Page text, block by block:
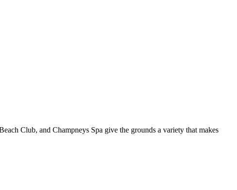
Club, and Champneys Spa give the grounds a variety that makes